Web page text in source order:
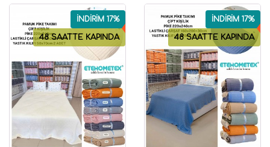
48 SAATTE KAPINDA
İNDİRİM 17%
48 SAATTE KAPINDA
İNDİRİM 17%